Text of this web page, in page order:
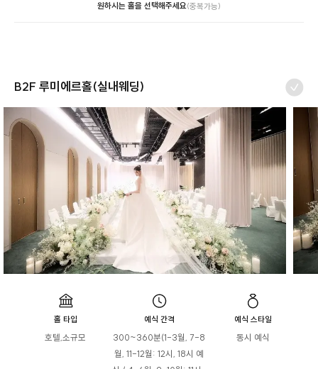
원하시는 홀을 선택해주세요(중복가능)
B2F 루미에르홀(실내웨딩)
홀 타입
호텔,소규모
예식 간격
300~360분(1-3월, 7-8
월, 11-12월: 12시, 18시 예
예식 스타일
동시 예식